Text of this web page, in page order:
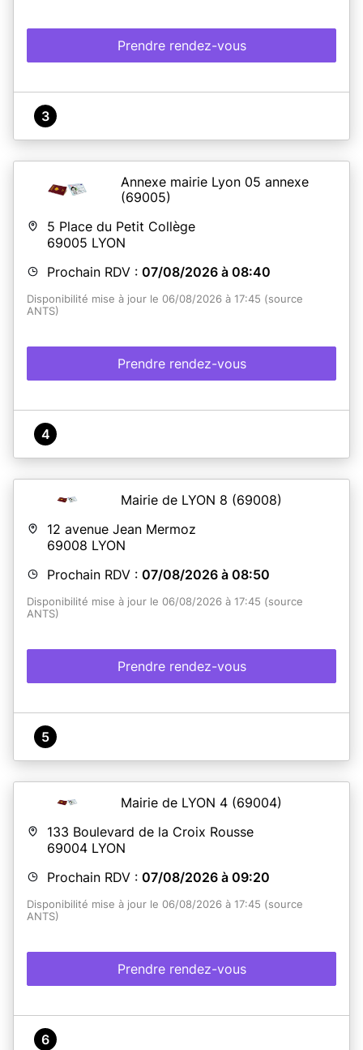
Prendre rendez-vous
3
Annexe mairie Lyon 05 annexe
(69005)
5 Place du Petit Collège
69005 LYON
Prochain RDV : 07/08/2026 à 08:40
Disponibilité mise à jour le 06/08/2026 à 17:45 (source
ANTS)
Prendre rendez-vous
4
Mairie de LYON 8 (69008)
12 avenue Jean Mermoz
69008 LYON
Prochain RDV : 07/08/2026 à 08:50
Disponibilité mise à jour le 06/08/2026 à 17:45 (source
ANTS)
Prendre rendez-vous
5
Mairie de LYON 4 (69004)
133 Boulevard de la Croix Rousse
69004 LYON
Prochain RDV : 07/08/2026 à 09:20
Disponibilité mise à jour le 06/08/2026 à 17:45 (source
ANTS)
Prendre rendez-vous
6